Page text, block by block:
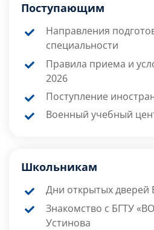
Поступающим
Направления
специальности
Правила приема и
2026
Поступление
Военный учебный
Школьникам
Дни открытых
Знакомство с БГТУ
Устинова